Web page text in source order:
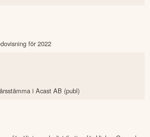
för 2022
i Acast AB (publ)